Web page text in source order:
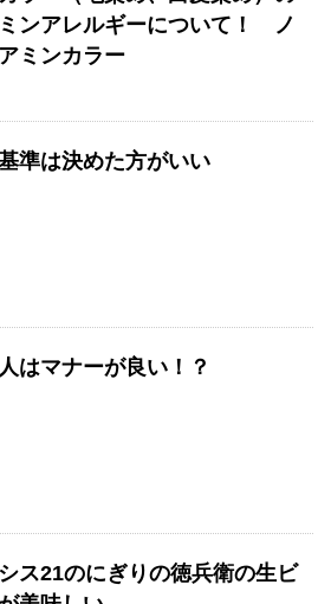
ンアレルギーについて！ ノ
ミンカラー
準は決めた方がいい
はマナーが良い！？
ス21のにぎりの徳兵衛の生ビ